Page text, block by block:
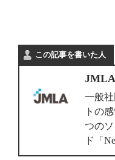
この記事を書いた人
一般
トの
つの
ド「